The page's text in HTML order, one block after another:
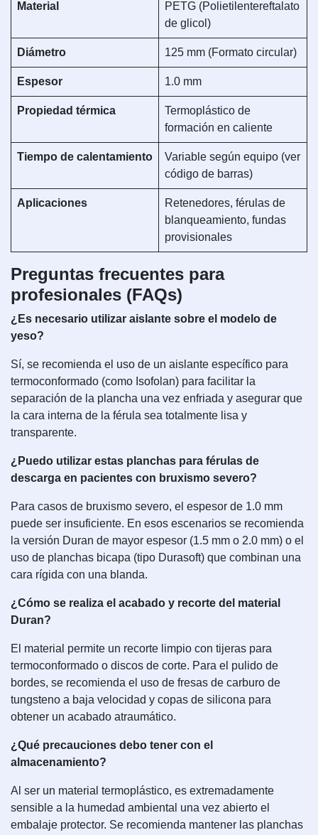
Material
PETG (Polietilentereftalato
de glicol)
Diámetro 125 mm (Formato circular)
Espesor 1.0 mm
Propiedad térmica
Termoplástico de
formación en caliente
Tiempo de calentamiento
Variable según equipo (ver
código de barras)
Aplicaciones
Retenedores, férulas de
blanqueamiento, fundas
provisionales
Preguntas frecuentes para
profesionales (FAQs)
¿Es necesario utilizar aislante sobre el modelo de
yeso?
Sí, se recomienda el uso de un aislante específico para
termoconformado (como Isofolan) para facilitar la
separación de la plancha una vez enfriada y asegurar que
la cara interna de la férula sea totalmente lisa y
transparente.
¿Puedo utilizar estas planchas para férulas de
descarga en pacientes con bruxismo severo?
Para casos de bruxismo severo, el espesor de 1.0 mm
puede ser insuficiente. En esos escenarios se recomienda
la versión Duran de mayor espesor (1.5 mm o 2.0 mm) o el
uso de planchas bicapa (tipo Durasoft) que combinan una
cara rígida con una blanda.
¿Cómo se realiza el acabado y recorte del material
Duran?
El material permite un recorte limpio con tijeras para
termoconformado o discos de corte. Para el pulido de
bordes, se recomienda el uso de fresas de carburo de
tungsteno a baja velocidad y copas de silicona para
obtener un acabado atraumático.
¿Qué precauciones debo tener con el
almacenamiento?
Al ser un material termoplástico, es extremadamente
sensible a la humedad ambiental una vez abierto el
embalaje protector. Se recomienda mantener las planchas